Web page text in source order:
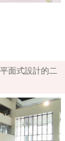
面式設計的二